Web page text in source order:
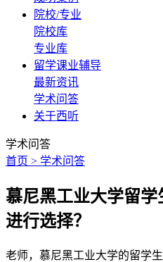
院校/专业
院校库
专业库
留学课业辅导
最新资讯
学术问答
关于西听
学术问答
首页 > 学术问答
慕尼黑工业大学留
进行选择？
老师，慕尼黑工业大学的留学